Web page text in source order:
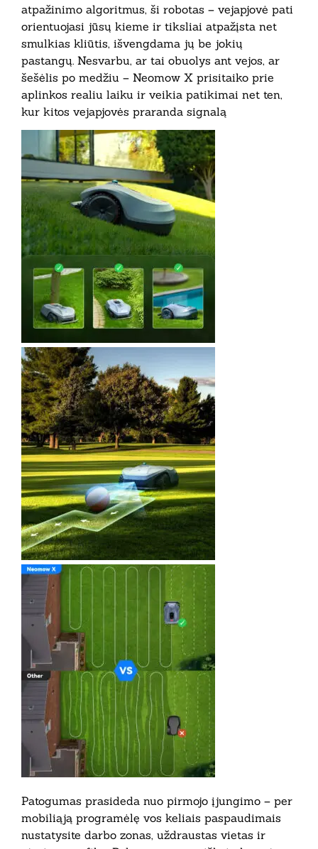
atpažinimo algoritmus, ši robotas – vejapjovė pati
orientuojasi jūsų kieme ir tiksliai atpažįsta net
smulkias kliūtis, išvengdama jų be jokių
pastangų. Nesvarbu, ar tai obuolys ant vejos, ar
šešėlis po medžiu – Neomow X prisitaiko prie
aplinkos realiu laiku ir veikia patikimai net ten,
kur kitos vejapjovės praranda signalą
Patogumas prasideda nuo pirmojo įjungimo – per
mobiliąją programėlę vos keliais paspaudimais
nustatysite darbo zonas, uždraustas vietas ir